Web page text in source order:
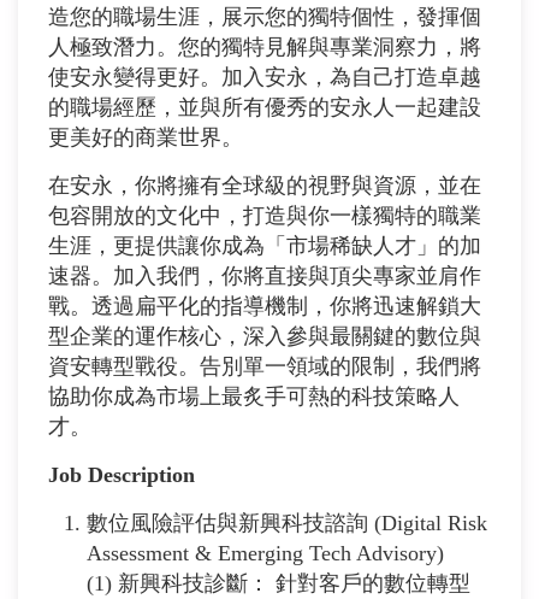
造您的職場生涯，展示您的獨特個性，發揮個
人極致潛力。您的獨特見解與專業洞察力，將
使安永變得更好。加入安永，為自己打造卓越
的職場經歷，並與所有優秀的安永人一起建設
更美好的商業世界。
在安永，你將擁有全球級的視野與資源，並在
包容開放的文化中，打造與你一樣獨特的職業
生涯，更提供讓你成為「市場稀缺人才」的加
速器。加入我們，你將直接與頂尖專家並肩作
戰。透過扁平化的指導機制，你將迅速解鎖大
型企業的運作核心，深入參與最關鍵的數位與
資安轉型戰役。告別單一領域的限制，我們將
協助你成為市場上最炙手可熱的科技策略人
才。
Job Description
數位風險評估與新興科技諮詢 (Digital Risk
Assessment & Emerging Tech Advisory)
(1) 新興科技診斷： 針對客戶的數位轉型